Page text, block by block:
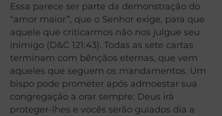
Essa parece ser parte da demonstração do
“amor maior”, que o Senhor exige, para que
aquele que criticarmos não nos julgue seu
inimigo (D&C 121:43). Todas as sete cartas
terminam com bênçãos eternas, que vem
aqueles que seguem os mandamentos. Um
bispo pode prometer após admoestar sua
congregação a orar sempre: Deus irá
proteger-lhes e vocês serão guiados dia a